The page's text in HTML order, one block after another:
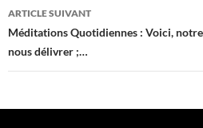
ARTICLE SUIVANT
Méditations Quotidiennes : Voici,
nous délivrer ;…